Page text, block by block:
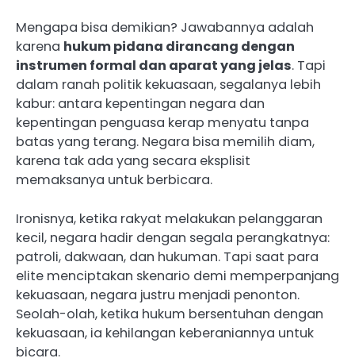
Mengapa bisa demikian? Jawabannya adalah
karena hukum pidana dirancang dengan
instrumen formal dan aparat yang jelas. Tapi
dalam ranah politik kekuasaan, segalanya lebih
kabur: antara kepentingan negara dan
kepentingan penguasa kerap menyatu tanpa
batas yang terang. Negara bisa memilih diam,
karena tak ada yang secara eksplisit
memaksanya untuk berbicara.
Ironisnya, ketika rakyat melakukan pelanggaran
kecil, negara hadir dengan segala perangkatnya:
patroli, dakwaan, dan hukuman. Tapi saat para
elite menciptakan skenario demi memperpanjang
kekuasaan, negara justru menjadi penonton.
Seolah-olah, ketika hukum bersentuhan dengan
kekuasaan, ia kehilangan keberaniannya untuk
bicara.